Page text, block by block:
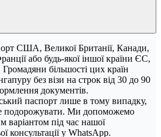
США, Великої Британії, Канади,
або будь-якої іншої країни ЄС,
більшості цих країн
без візи на строк від 30 до 90
документів.
паспорт лише в тому випадку,
подорожувати. Ми допоможемо
варіантом під час нашої
консультації у WhatsApp.